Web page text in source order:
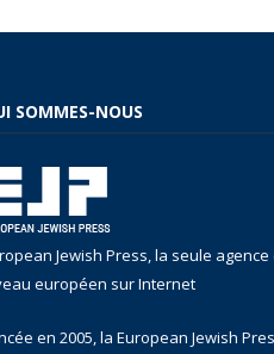
SOMMES-NOUS
Jewish Press, la seule
européen sur Internet
en 2005, la European Jewish